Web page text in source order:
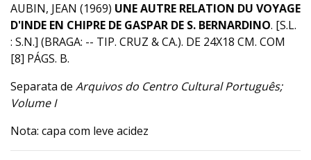
AUBIN, JEAN (1969) UNE AUTRE RELATION DU VOYAGE
D'INDE EN CHIPRE DE GASPAR DE S. BERNARDINO. [S.L.
: S.N.] (BRAGA: -- TIP. CRUZ & CA.). DE 24X18 CM. COM
[8] PÁGS. B.
Separata de Arquivos do Centro Cultural Português;
Volume I
Nota: capa com leve acidez